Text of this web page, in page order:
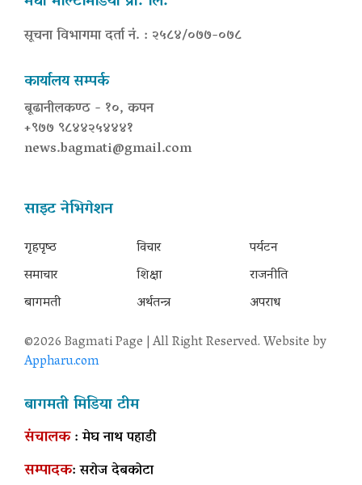
सूचना विभागमा दर्ता नं. : २५८४/०७७-०७८
कार्यालय सम्पर्क
बूढानीलकण्ठ - १०, कपन
+९७७ ९८४४२५४४४१
news.bagmati@gmail.com
साइट नेभिगेशन
गृहपृष्‍ठ
समाचार
बागमती
विचार
शिक्षा
अर्थतन्त्र
पर्यटन
राजनीति
अपराध
©2026 Bagmati Page | All Right Reserved. Website by
Appharu.com
बागमती मिडिया टीम
संचालक: मेघ नाथ पहाडी
सम्पादक: सरोज देबकोटा